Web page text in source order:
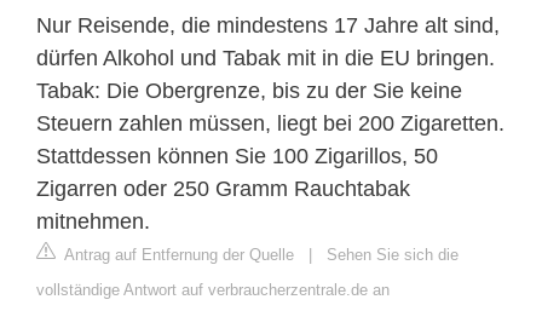
Nur Reisende, die mindestens 17 Jahre alt sind,
dürfen Alkohol und Tabak mit in die EU bringen.
Tabak: Die Obergrenze, bis zu der Sie keine
Steuern zahlen müssen, liegt bei 200 Zigaretten.
Stattdessen können Sie 100 Zigarillos, 50
Zigarren oder 250 Gramm Rauchtabak
mitnehmen.
Antrag auf Entfernung der Quelle | Sehen Sie sich die
vollständige Antwort auf verbraucherzentrale.de an